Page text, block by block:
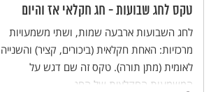
אשר כל מדינה חייבת לכבדן.
טקס לחג שבועות - חג חקלאי אז והיום
לחג השבועות ארבעה שמות, ושתי משמעויות
מרכזיות: האחת חקלאית (ביכורים, קציר) והשנייה
לאומית (מתן תורה). טקס זה שם דגש על
המשמעות החקלאית של החג.